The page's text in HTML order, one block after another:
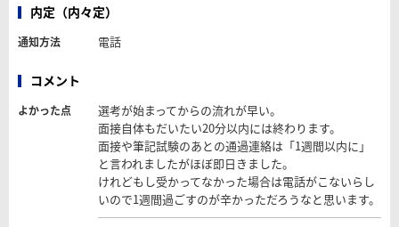
内定（内々定）
通知方法 電話
コメント
よかった点
選考が始まってからの流れが早い。
面接自体もだいたい20分以内には終わります。
面接や筆記試験のあとの通過連絡は「1週間以内に」
と言われましたがほぼ即日きました。
けれどもし受かってなかった場合は電話がこないらし
いので1週間過ごすのが辛かっただろうなと思います。